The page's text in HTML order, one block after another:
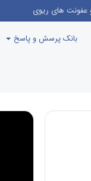
از واکسیناسیون در
بانک پرسش و پاسخ